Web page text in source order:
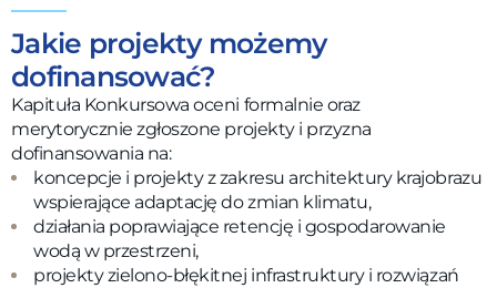
Jakie projekty możemy
dofinansować?
Kapituła Konkursowa oceni formalnie oraz
merytorycznie zgłoszone projekty i przyzna
dofinansowania na:
koncepcje i projekty z zakresu architektury krajobrazu
wspierające adaptację do zmian klimatu,
działania poprawiające retencję i gospodarowanie
wodą w przestrzeni,
projekty zielono-błękitnej infrastruktury i rozwiązań